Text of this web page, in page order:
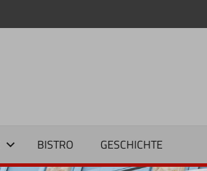
BISTRO GESCHICHTE